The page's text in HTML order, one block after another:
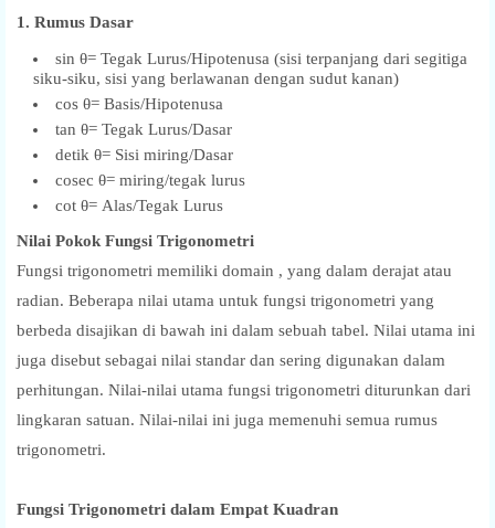
1. Rumus Dasar
sin θ= Tegak Lurus/Hipotenusa (sisi terpanjang dari segitiga
siku-siku, sisi yang berlawanan dengan sudut kanan)
cos θ= Basis/Hipotenusa
tan θ= Tegak Lurus/Dasar
detik θ= Sisi miring/Dasar
cosec θ= miring/tegak lurus
cot θ= Alas/Tegak Lurus
Nilai Pokok Fungsi Trigonometri
Fungsi trigonometri memiliki domain , yang dalam derajat atau
radian. Beberapa nilai utama untuk fungsi trigonometri yang
berbeda disajikan di bawah ini dalam sebuah tabel. Nilai utama ini
juga disebut sebagai nilai standar dan sering digunakan dalam
perhitungan. Nilai-nilai utama fungsi trigonometri diturunkan dari
lingkaran satuan. Nilai-nilai ini juga memenuhi semua rumus
trigonometri.
Fungsi Trigonometri dalam Empat Kuadran